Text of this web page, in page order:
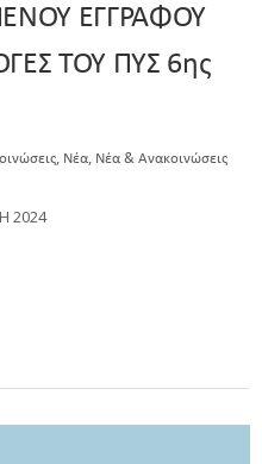
ΕΓΓΡΑΦΟΥ
ΤΟΥ ΠΥΣ 6ης
, Νέα, Νέα & Ανακοινώσεις
2024